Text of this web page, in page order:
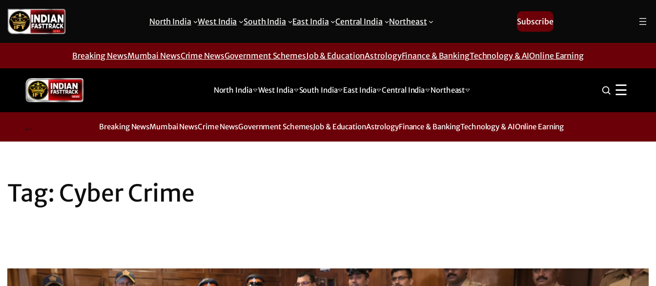
content
North India West India South India East India Central India Northeast Subscribe
Breaking NewsMumbai NewsCrime NewsGovernment SchemesJob & EducationAstrologyFinance & BankingTechnology & AIOnline Earning
North India West India South India East India Central India Northeast ☰
... Breaking NewsMumbai NewsCrime NewsGovernment SchemesJob & EducationAstrologyFinance & BankingTechnology & AIOnline Earning
Tag: Cyber Crime